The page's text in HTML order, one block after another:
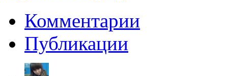
Комментарии
Публикации